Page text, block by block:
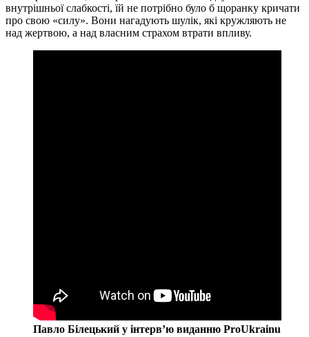
внутрішньої слабкості, їй не потрібно було б щоранку кричати
про свою «силу». Вони нагадують шулік, які кружляють не
над жертвою, а над власним страхом втрати впливу.
Павло Білецький у інтерв’ю виданню ProUkrainu